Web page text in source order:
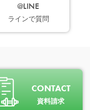
@LINE
ラインで質問
CONTACT
資料請求